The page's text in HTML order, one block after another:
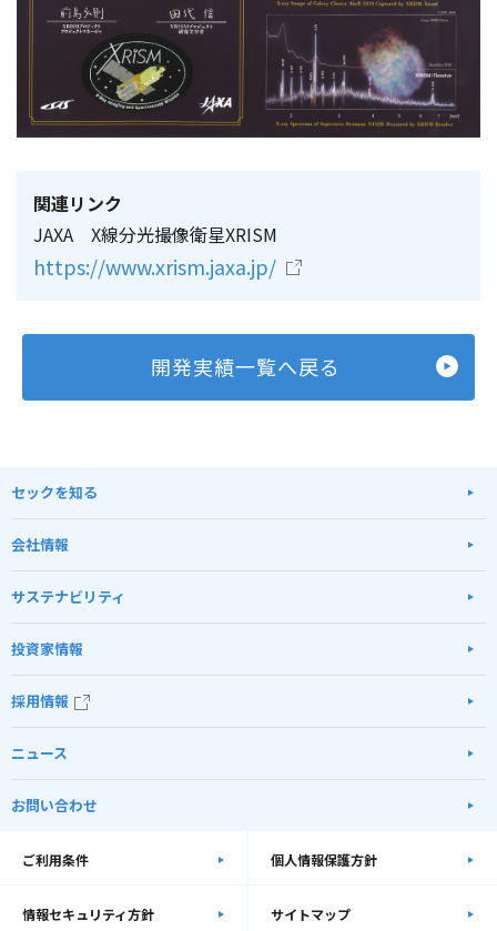
関連リンク
JAXA X線分光撮像衛星XRISM
https://www.xrism.jaxa.jp/
開発実績一覧へ戻る
セックを知る
会社情報
サステナビリティ
投資家情報
採用情報
ニュース
お問い合わせ
ご利用条件 個人情報保護方針
情報セキュリティ方針 サイトマップ